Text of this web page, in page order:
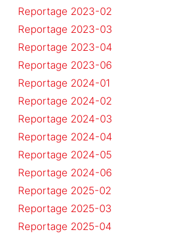
Reportage 2023-02
Reportage 2023-03
Reportage 2023-04
Reportage 2023-06
Reportage 2024-01
Reportage 2024-02
Reportage 2024-03
Reportage 2024-04
Reportage 2024-05
Reportage 2024-06
Reportage 2025-02
Reportage 2025-03
Reportage 2025-04